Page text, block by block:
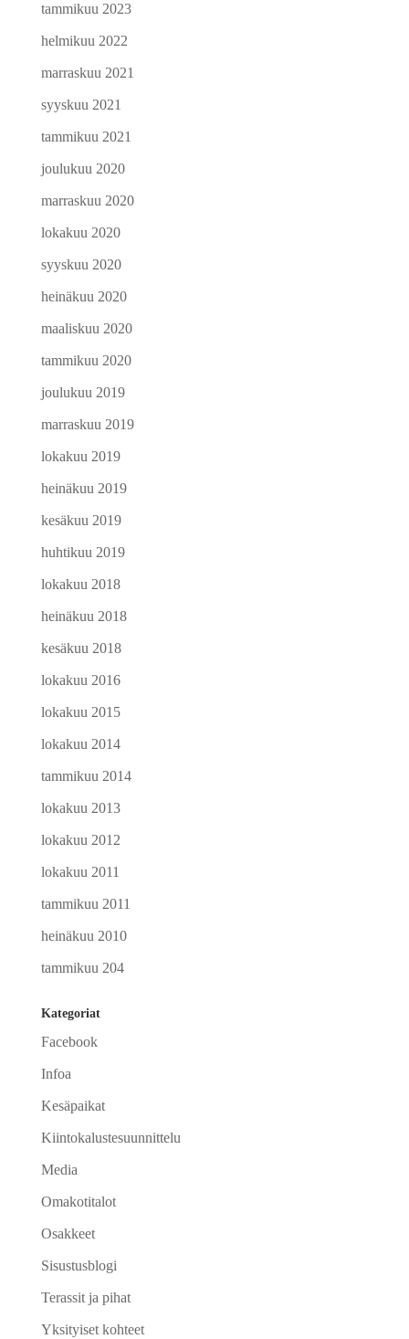
tammikuu 2023
helmikuu 2022
marraskuu 2021
syyskuu 2021
tammikuu 2021
joulukuu 2020
marraskuu 2020
lokakuu 2020
syyskuu 2020
heinäkuu 2020
maaliskuu 2020
tammikuu 2020
joulukuu 2019
marraskuu 2019
lokakuu 2019
heinäkuu 2019
kesäkuu 2019
huhtikuu 2019
lokakuu 2018
heinäkuu 2018
kesäkuu 2018
lokakuu 2016
lokakuu 2015
lokakuu 2014
tammikuu 2014
lokakuu 2013
lokakuu 2012
lokakuu 2011
tammikuu 2011
heinäkuu 2010
tammikuu 204
Kategoriat
Facebook
Infoa
Kesäpaikat
Kiintokalustesuunnittelu
Media
Omakotitalot
Osakkeet
Sisustusblogi
Terassit ja pihat
Yksityiset kohteet